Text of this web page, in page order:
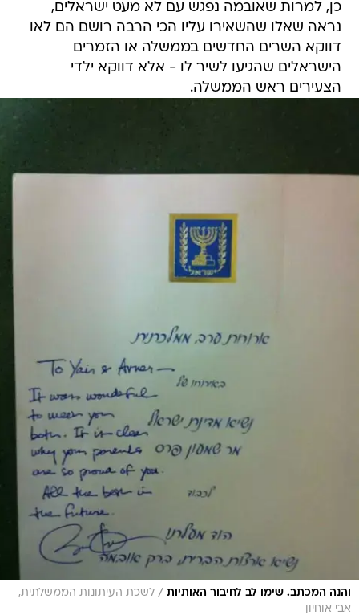
כן, למרות שאובמה נפגש עם לא מעט ישראלים,
נראה שאלו שהשאירו עליו הכי הרבה רושם הם לאו
דווקא השרים החדשים בממשלה או הזמרים
הישראלים שהגיעו לשיר לו - אלא דווקא ילדי
הצעירים ראש הממשלה.
והנה המכתב. שימו לב לחיבור האותיות / לשכת העיתונות הממשלתית,
אבי אוחיון